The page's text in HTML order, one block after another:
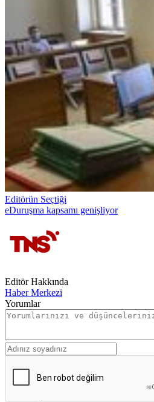
Editörün Seçtiği
eDuruşma kapsamı genişliyor
Editör Hakkında
Haber Merkezi
Yorumlar